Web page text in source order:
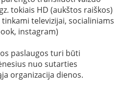
tokiais HD (aukštos raiškos)
televizijai, socialiniams
instagram)
paslaugos turi būti
nuo sutarties
organizacija dienos.